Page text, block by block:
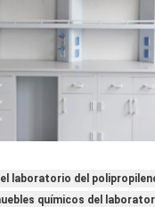
laboratorio del
químicos del